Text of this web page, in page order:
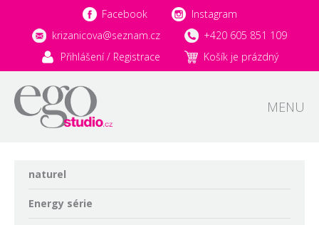
Facebook
Instagram
krizanicova@seznam.cz
+420 605 851 109
Přihlášení / Registrace
Košík je prázdný
MENU
naturel
Energy série